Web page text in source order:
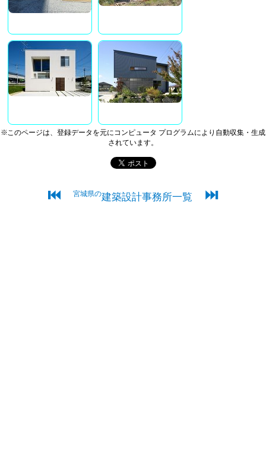
※このページは、登録データを元にコンピュータ プログラムにより自動収集・生成
されています。
⏮ 宮城県の建築設計事務所一覧 ⏭